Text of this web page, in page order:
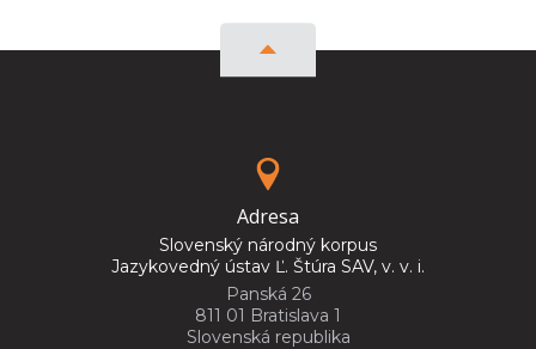
Adresa
Slovenský národný korpus
Jazykovedný ústav Ľ. Štúra SAV, v. v. i.
Panská 26
811 01 Bratislava 1
Slovenská republika